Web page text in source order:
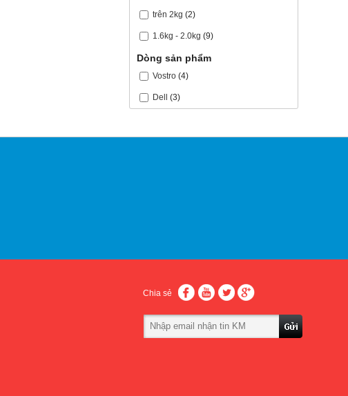
trên 2kg (2)
1.6kg - 2.0kg (9)
Dòng sản phẩm
Vostro (4)
Dell (3)
Chia sẻ